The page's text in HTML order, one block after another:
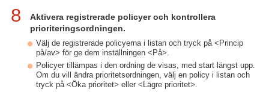
8
Aktivera registrerade policyer och kontrollera
prioriteringsordningen.
Välj de registrerade policyerna i listan och tryck på <Princip
på/av> för ge dem inställningen <På>.
Policyer tillämpas i den ordning de visas, med start längst upp.
Om du vill ändra prioritetsordningen, välj en policy i listan och
tryck på <Öka prioritet> eller <Lägre prioritet>.